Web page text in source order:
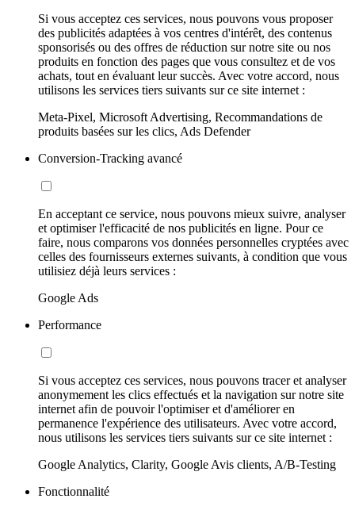
Si vous acceptez ces services, nous pouvons vous proposer
des publicités adaptées à vos centres d'intérêt, des contenus
sponsorisés ou des offres de réduction sur notre site ou nos
produits en fonction des pages que vous consultez et de vos
achats, tout en évaluant leur succès. Avec votre accord, nous
utilisons les services tiers suivants sur ce site internet :
Meta-Pixel, Microsoft Advertising, Recommandations de
produits basées sur les clics, Ads Defender
Conversion-Tracking avancé
En acceptant ce service, nous pouvons mieux suivre, analyser
et optimiser l'efficacité de nos publicités en ligne. Pour ce
faire, nous comparons vos données personnelles cryptées avec
celles des fournisseurs externes suivants, à condition que vous
utilisiez déjà leurs services :
Google Ads
Performance
Si vous acceptez ces services, nous pouvons tracer et analyser
anonymement les clics effectués et la navigation sur notre site
internet afin de pouvoir l'optimiser et d'améliorer en
permanence l'expérience des utilisateurs. Avec votre accord,
nous utilisons les services tiers suivants sur ce site internet :
Google Analytics, Clarity, Google Avis clients, A/B-Testing
Fonctionnalité